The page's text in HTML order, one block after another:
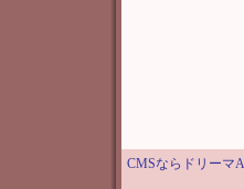
CMSならドリーマ